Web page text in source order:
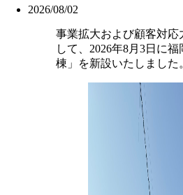
2026/08/02
事業拡大および顧客対応
して、2026年8月3日に
棟」を新設いたしました